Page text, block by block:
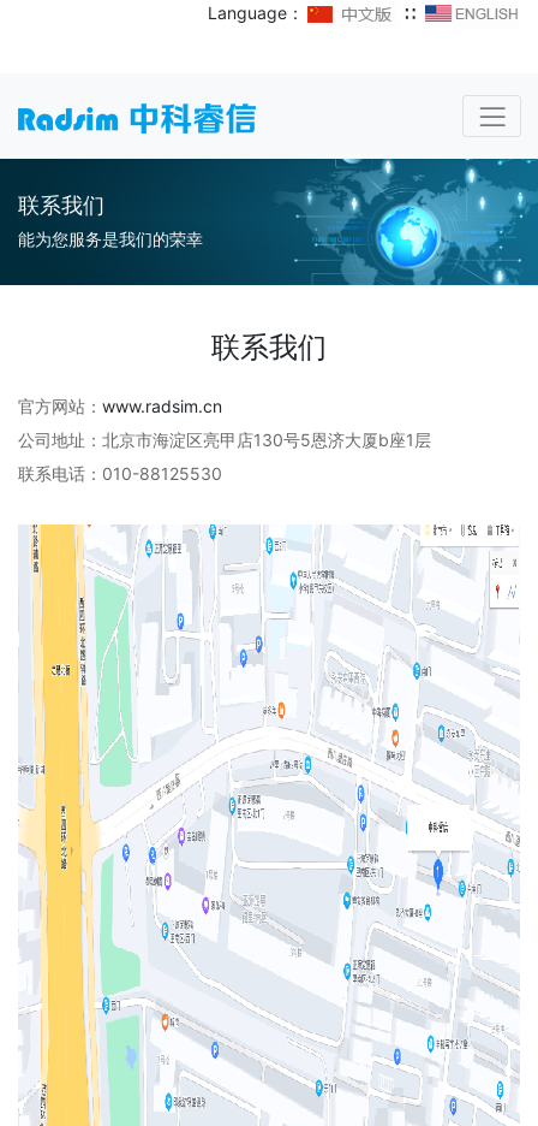
Language： ∷
联系我们
能为您服务是我们的荣幸
联系我们
官方网站： www.radsim.cn
公司地址：北京市海淀区亮甲店130号5恩济大厦b座1层
联系电话：010-88125530